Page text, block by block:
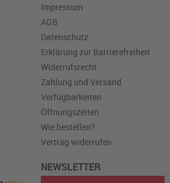
Impressum
AGB
Datenschutz
Erklärung zur Barrierefreiheit
Widerrufsrecht
Zahlung und Versand
Verfügbarkeiten
Öffnungszeiten
Wie bestellen?
Vertrag widerrufen
NEWSLETTER